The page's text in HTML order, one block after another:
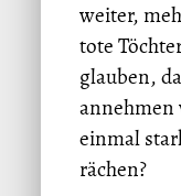
weiter,
tote
glauben,
annehmen
einmal
rächen?